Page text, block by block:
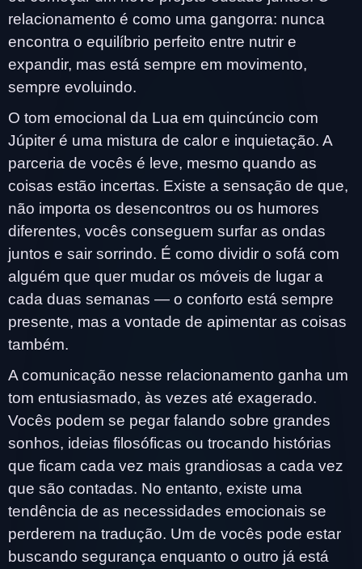
relacionamento é como uma gangorra: nunca
encontra o equilíbrio perfeito entre nutrir e
expandir, mas está sempre em movimento,
sempre evoluindo.
O tom emocional da Lua em quincúncio com
Júpiter é uma mistura de calor e inquietação. A
parceria de vocês é leve, mesmo quando as
coisas estão incertas. Existe a sensação de que,
não importa os desencontros ou os humores
diferentes, vocês conseguem surfar as ondas
juntos e sair sorrindo. É como dividir o sofá com
alguém que quer mudar os móveis de lugar a
cada duas semanas — o conforto está sempre
presente, mas a vontade de apimentar as coisas
também.
A comunicação nesse relacionamento ganha um
tom entusiasmado, às vezes até exagerado.
Vocês podem se pegar falando sobre grandes
sonhos, ideias filosóficas ou trocando histórias
que ficam cada vez mais grandiosas a cada vez
que são contadas. No entanto, existe uma
tendência de as necessidades emocionais se
perderem na tradução. Um de vocês pode estar
buscando segurança enquanto o outro já está